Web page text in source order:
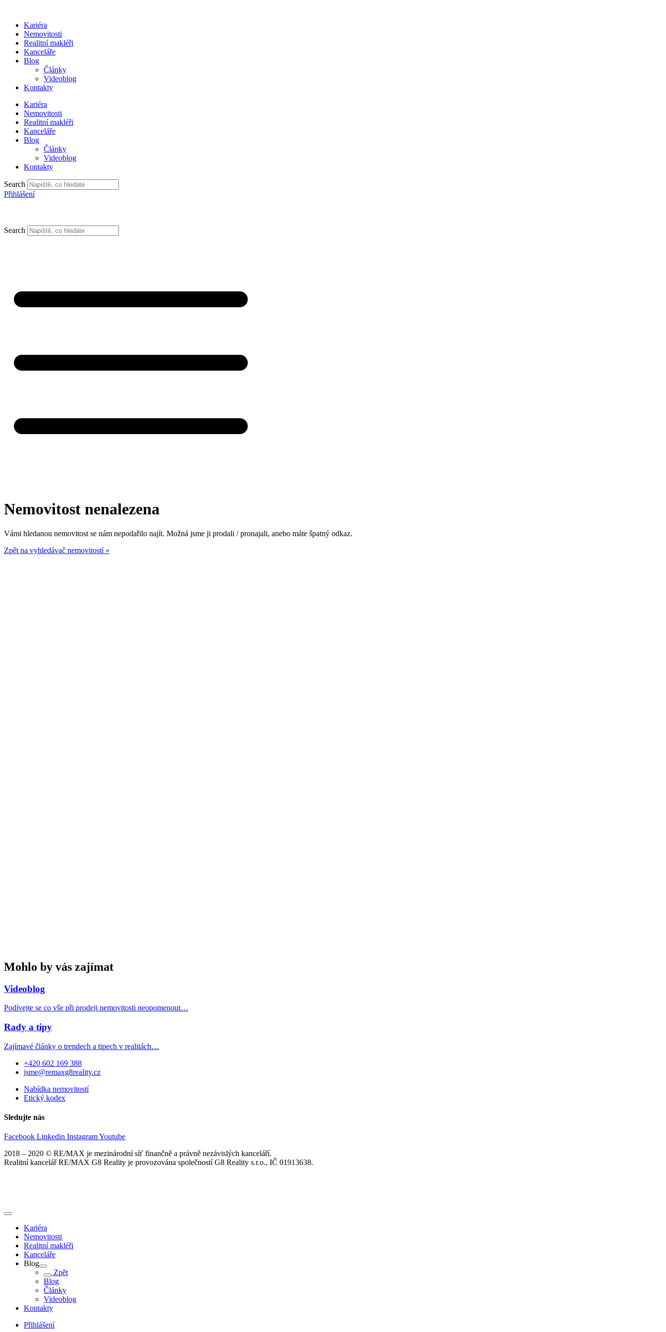
obsahuKariéra
Nemovitosti
Realitní makléři
Kanceláře
Blog
Články
Videoblog
Kontakty
Kariéra
Nemovitosti
Realitní makléři
Kanceláře
Blog
Články
Videoblog
Kontakty
Search
Přihlášení
Search
Nemovitost nenalezena
Vámi hledanou nemovitost se nám nepodařilo najít. Možná jsme ji prodali / pronajali, anebo máte špatný odkaz.
Zpět na vyhledávač nemovitostí »
Mohlo by vás zajímat
Videoblog
Podívejte se co vše při prodeji nemovitosti neopomenout…
Rady a tipy
Zajímavé články o trendech a tipech v realitách…
+420 602 169 388
jsme@remaxg8reality.cz
Nabídka nemovitostí
Etický kodex
Sledujte nás
Facebook Linkedin InstagramYoutube
2018 – 2020 © RE/MAX je mezinárodní síť finančně a právně nezávislých kanceláří.
Realitní kancelář RE/MAX G8 Reality je provozována společností G8 Reality s.r.o., IČ 01913638.
Kariéra
Nemovitosti
Realitní makléři
Kanceláře
Blog
Zpět
Blog
Články
Videoblog
Kontakty
Přihlášení